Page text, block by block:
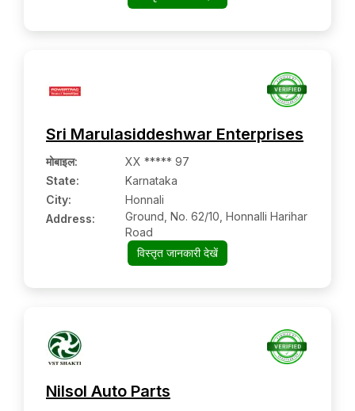
Jangareddigudem:- 534447, West
Sri Marulasiddeshwar Enterprises
मोबाइल:
XX ***** 97
State:
Karnataka
City:
Honnali
Address:
Ground, No. 62/10, Honnalli Harihar
Road
विस्तृत जानकारी देखें
Nilsol Auto Parts